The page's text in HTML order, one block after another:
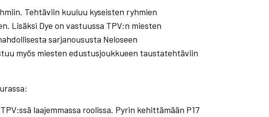
Tehtäviin kuuluu kyseisten ryhmien
Lisäksi Dye on vastuussa TPV:n miesten
sarjanoususta Neloseen
myös miesten edustusjoukkueen taustatehtäviin
laajemmassa roolissa. Pyrin kehittämään P17